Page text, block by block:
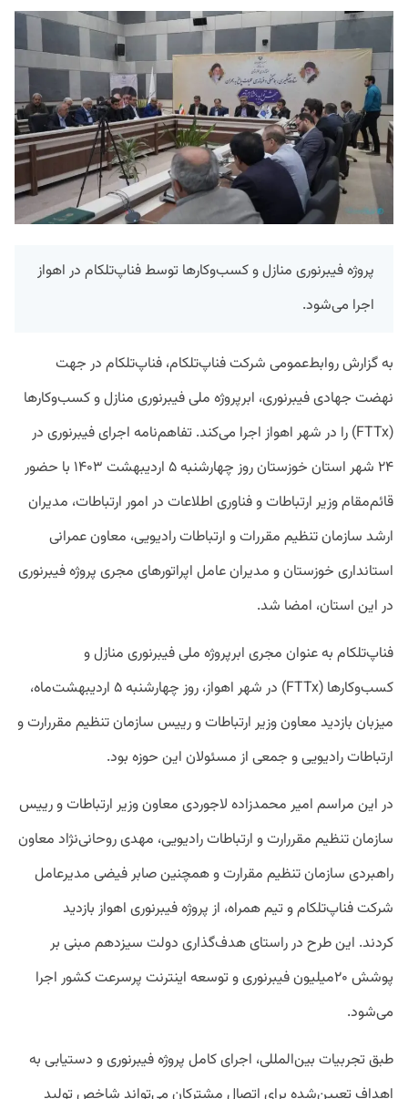
پروژه فیبرنوری منازل و کسب‌وکارها توسط فناپ‌تلکام در اهواز
اجرا می‌شود.
به گزارش روابط‌عمومی شرکت فناپ‌تلکام، فناپ‌تلکام در جهت
نهضت جهادی فیبرنوری، ابرپروژه ملی فیبرنوری منازل و کسب‌وکارها
(FTTx) را در شهر اهواز اجرا می‌کند. تفاهم‌نامه اجرای فیبرنوری در
۲۴ شهر استان خوزستان روز چهارشنبه ۵ اردیبهشت ۱۴۰۳ با حضور
قائم‌مقام وزیر ارتباطات و فناوری اطلاعات در امور ارتباطات، مدیران
ارشد سازمان تنظیم مقررات و ارتباطات رادیویی، معاون عمرانی
استانداری خوزستان و مدیران عامل اپراتورهای مجری پروژه فیبرنوری
در این استان، امضا شد.
فناپ‌تلکام به عنوان مجری ابرپروژه ملی فیبرنوری منازل و
کسب‌وکارها (FTTx) در شهر اهواز، روز چهارشنبه ۵ اردیبهشت‌ماه،
میزبان بازدید معاون وزیر ارتباطات و رییس سازمان تنظیم‌‌ مقررارت و
ارتباطات رادیویی و جمعی از مسئولان این حوزه بود.
در این مراسم امیر محمدزاده لاجوردی معاون وزیر ارتباطات و رییس
سازمان تنظیم‌‌ مقررارت و ارتباطات رادیویی، مهدی روحانی‌نژاد معاون
راهبردی سازمان تنظیم مقرارت و همچنین صابر فیضی مدیرعامل
شرکت فناپ‌تلکام و تیم همراه، از پروژه فیبرنوری اهواز بازدید
کردند. این طرح در راستای هدف‌گذاری دولت سیزدهم مبنی بر
پوشش ۲۰میلیون فیبرنوری و توسعه اینترنت پرسرعت کشور اجرا
می‌شود.
طبق تجربیات بین‌المللی، اجرای کامل پروژه فیبرنوری و دستیابی به